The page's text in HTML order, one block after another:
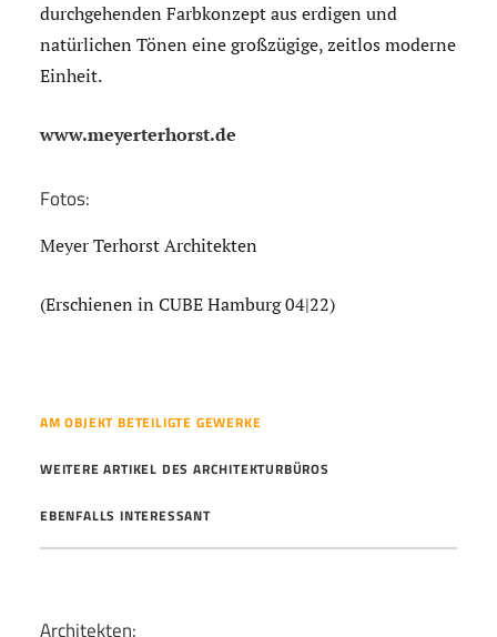
durchgehenden Farbkonzept aus erdigen und
natürlichen Tönen eine großzügige, zeitlos moderne
Einheit.
www.meyerterhorst.de
Fotos:
Meyer Terhorst Architekten
(Erschienen in CUBE Hamburg 04|22)
AM OBJEKT BETEILIGTE GEWERKE
WEITERE ARTIKEL DES ARCHITEKTURBÜROS
EBENFALLS INTERESSANT
Architekten: